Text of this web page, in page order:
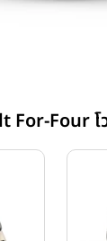
Four โ